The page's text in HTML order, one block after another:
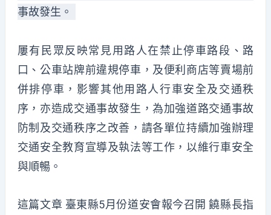
事故發生。
屢有民眾反映常見用路人在禁止停車路段、路
口、公車站牌前違規停車，及便利商店等賣場前
併排停車，影響其他用路人行車安全及交通秩
序，亦造成交通事故發生，為加強道路交通事故
防制及交通秩序之改善，請各單位持續加強辦理
交通安全教育宣導及執法等工作，以維行車安全
與順暢。
這篇文章 臺東縣5月份道安會報今召開 饒縣長指